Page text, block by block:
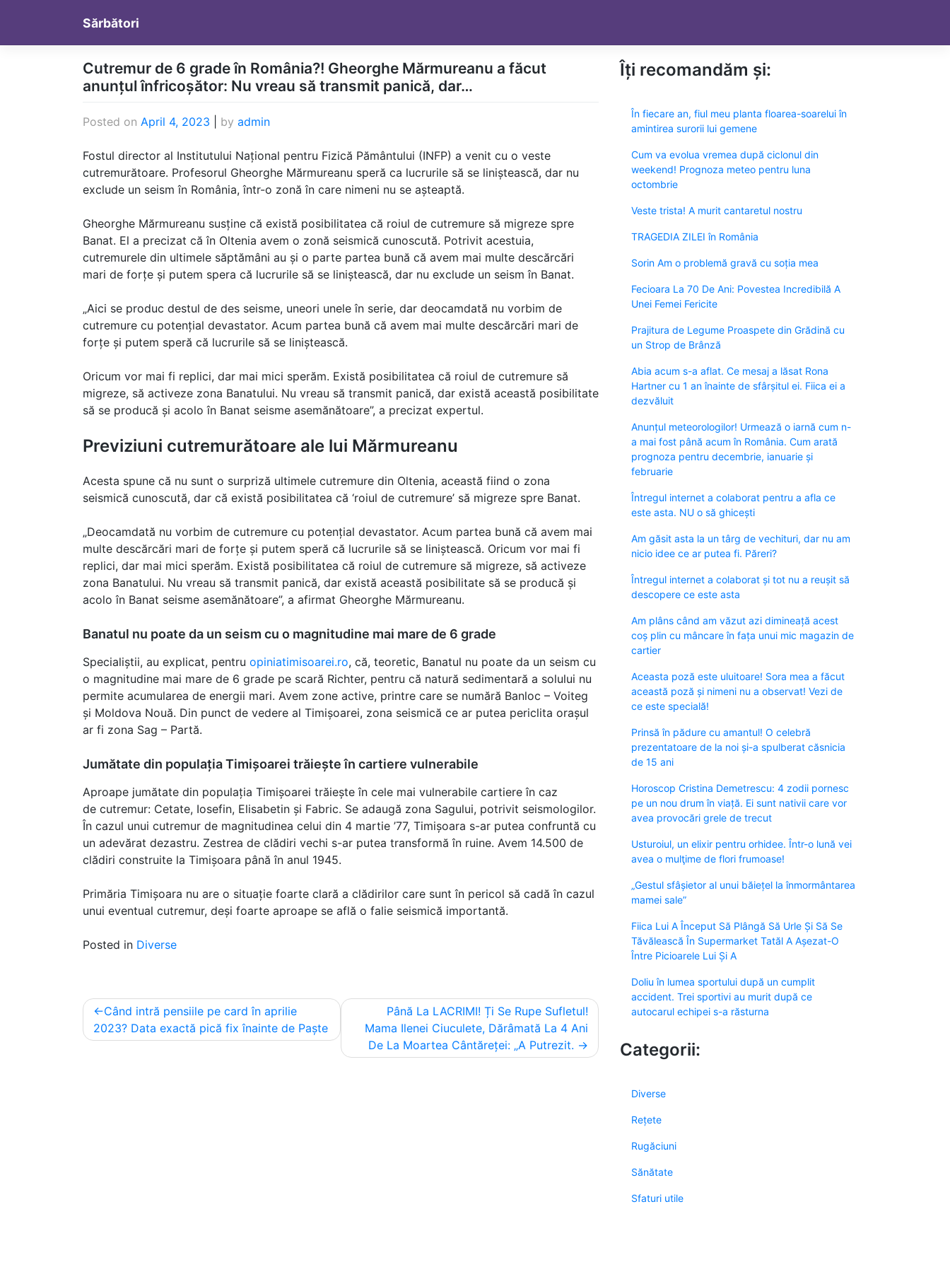
content
Sărbători
Cutremur de 6 grade în România?! Gheorghe Mărmureanu a făcut
anunțul înfricoșător: Nu vreau să transmit panică, dar…
Posted on April 4, 2023 by admin
Fostul director al Institutului Național pentru Fizică Pământului (INFP) a venit cu o veste
cutremurătoare. Profesorul Gheorghe Mărmureanu speră ca lucrurile să se liniștească, dar nu
exclude un seism în România, într-o zonă în care nimeni nu se așteaptă.
Gheorghe Mărmureanu susține că există posibilitatea că roiul de cutremure să migreze spre
Banat. El a precizat că în Oltenia avem o zonă seismică cunoscută. Potrivit acestuia,
cutremurele din ultimele săptămâni au și o parte partea bună că avem mai multe descărcări
mari de forțe și putem spera că lucrurile să se liniștească, dar nu exclude un seism în Banat.
„Aici se produc destul de des seisme, uneori unele în serie, dar deocamdată nu vorbim de
cutremure cu potențial devastator. Acum partea bună că avem mai multe descărcări mari de
forțe și putem speră că lucrurile să se liniștească.
Oricum vor mai fi replici, dar mai mici sperăm. Există posibilitatea că roiul de cutremure să
migreze, să activeze zona Banatului. Nu vreau să transmit panică, dar există această posibilitate
să se producă și acolo în Banat seisme asemănătoare”, a precizat expertul.
Previziuni cutremurătoare ale lui Mărmureanu
Acesta spune că nu sunt o surpriză ultimele cutremure din Oltenia, această fiind o zona
seismică cunoscută, dar că există posibilitatea că ‘roiul de cutremure’ să migreze spre Banat.
„Deocamdată nu vorbim de cutremure cu potențial devastator. Acum partea bună că avem mai
multe descărcări mari de forțe și putem speră că lucrurile să se liniștească. Oricum vor mai fi
replici, dar mai mici sperăm. Există posibilitatea că roiul de cutremure să migreze, să activeze
zona Banatului. Nu vreau să transmit panică, dar există această posibilitate să se producă și
acolo în Banat seisme asemănătoare”, a afirmat Gheorghe Mărmureanu.
Banatul nu poate da un seism cu o magnitudine mai mare de 6 grade
Specialiștii, au explicat, pentru opiniatimisoarei.ro, că, teoretic, Banatul nu poate da un seism cu
o magnitudine mai mare de 6 grade pe scară Richter, pentru că natură sedimentară a solului nu
permite acumularea de energii mari. Avem zone active, printre care se numără Banloc – Voiteg
și Moldova Nouă. Din punct de vedere al Timișoarei, zona seismică ce ar putea periclita orașul
ar fi zona Sag – Partă.
Jumătate din populația Timișoarei trăiește în cartiere vulnerabile
Aproape jumătate din populația Timișoarei trăiește în cele mai vulnerabile cartiere în caz
de cutremur: Cetate, Iosefin, Elisabetin și Fabric. Se adaugă zona Sagului, potrivit seismologilor.
În cazul unui cutremur de magnitudinea celui din 4 martie ’77, Timișoara s-ar putea confruntă cu
un adevărat dezastru. Zestrea de clădiri vechi s-ar putea transformă în ruine. Avem 14.500 de
clădiri construite la Timișoara până în anul 1945.
Primăria Timișoara nu are o situație foarte clară a clădirilor care sunt în pericol să cadă în cazul
unui eventual cutremur, deși foarte aproape se află o falie seismică importantă.
Posted in Diverse
Post
navigation
Când intră pensiile pe card în aprilie
2023? Data exactă pică fix înainte de Paște
Până La LACRIMI! Ți Se Rupe Sufletul!
Mama Ilenei Ciuculete, Dărâmată La 4 Ani
De La Moartea Cântăreței: „A Putrezit.
Îți recomandăm și:
În fiecare an, fiul meu planta floarea-soarelui în
amintirea surorii lui gemene
Cum va evolua vremea după ciclonul din
weekend! Prognoza meteo pentru luna
octombrie
Veste trista! A murit cantaretul nostru
TRAGEDIA ZILEI în România
Sorin Am o problemă gravă cu soția mea
Fecioara La 70 De Ani: Povestea Incredibilă A
Unei Femei Fericite
Prajitura de Legume Proaspete din Grădină cu
un Strop de Brânză
Abia acum s-a aflat. Ce mesaj a lăsat Rona
Hartner cu 1 an înainte de sfârșitul ei. Fiica ei a
dezvăluit
Anunțul meteorologilor! Urmează o iarnă cum n-
a mai fost până acum în România. Cum arată
prognoza pentru decembrie, ianuarie și
februarie
Întregul internet a colaborat pentru a afla ce
este asta. NU o să ghicești
Am găsit asta la un târg de vechituri, dar nu am
nicio idee ce ar putea fi. Păreri?
Întregul internet a colaborat și tot nu a reușit să
descopere ce este asta
Am plâns când am văzut azi dimineață acest
coș plin cu mâncare în fața unui mic magazin de
cartier
Aceasta poză este uluitoare! Sora mea a făcut
această poză și nimeni nu a observat! Vezi de
ce este specială!
Prinsă în pădure cu amantul! O celebră
prezentatoare de la noi și-a spulberat căsnicia
de 15 ani
Horoscop Cristina Demetrescu: 4 zodii pornesc
pe un nou drum în viață. Ei sunt nativii care vor
avea provocări grele de trecut
Usturoiul, un elixir pentru orhidee. Într-o lună vei
avea o mulţime de flori frumoase!
„Gestul sfâșietor al unui băiețel la înmormântarea
mamei sale”
Fiica Lui A Început Să Plângă Să Urle Și Să Se
Tăvălească În Supermarket Tatăl A Așezat-O
Între Picioarele Lui Și A
Doliu în lumea sportului după un cumplit
accident. Trei sportivi au murit după ce
autocarul echipei s-a răsturna
Categorii:
Diverse
Rețete
Rugăciuni
Sănătate
Sfaturi utile